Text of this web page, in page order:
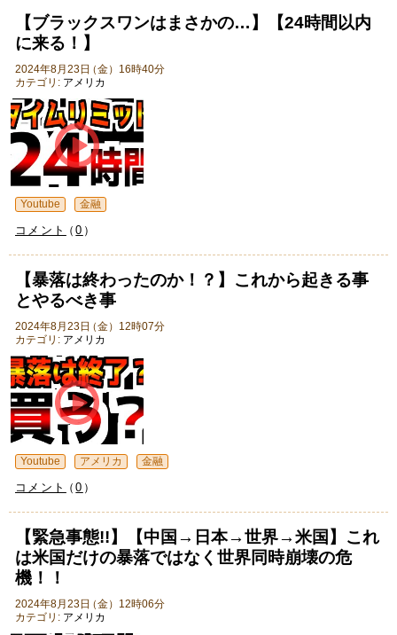
【ブラックスワンはまさかの…】【24時間以内
に来る！】
2024年8月23日（金） 16時40分
カテゴリ: アメリカ
Youtube 金融
コメント （0 ）
【暴落は終わったのか！？】これから起きる事
とやるべき事
2024年8月23日（金） 12時07分
カテゴリ: アメリカ
Youtube アメリカ 金融
コメント （0 ）
【緊急事態!!】【中国→日本→世界→米国】これ
は米国だけの暴落ではなく世界同時崩壊の危
機！！
2024年8月23日（金） 12時06分
カテゴリ: アメリカ